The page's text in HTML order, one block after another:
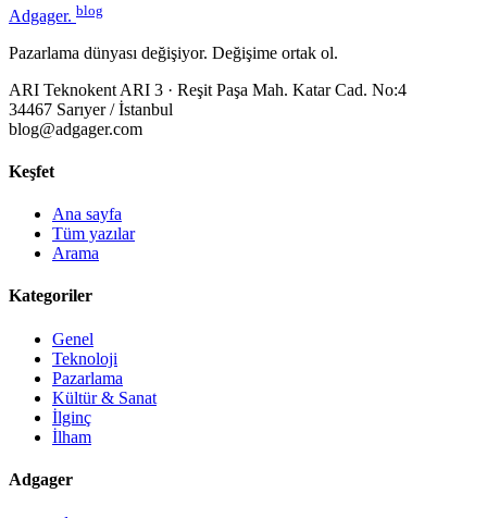
Adgager. blog
Pazarlama dünyası değişiyor. Değişime ortak ol.
ARI Teknokent ARI 3 · Reşit Paşa Mah. Katar Cad. No:4
34467 Sarıyer / İstanbul
blog@adgager.com
Keşfet
Ana sayfa
Tüm yazılar
Arama
Kategoriler
Genel
Teknoloji
Pazarlama
Kültür & Sanat
İlginç
İlham
Adgager